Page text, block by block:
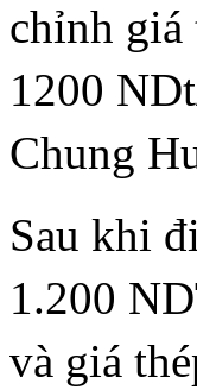
chỉnh giá
1200
Chung
Sau khi
1.200
và giá